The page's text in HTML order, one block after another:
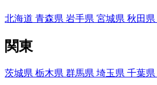
北海道 青森県 岩手県 宮城県 秋田県
関東
茨城県 栃木県 群馬県 埼玉県 千葉県